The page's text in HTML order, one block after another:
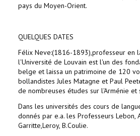
pays du Moyen-Orient.
QUELQUES DATES
Félix Neve:(1816-1893),professeur en
l'Université de Louvain est l'un des
belge et laissa un patrimoine de 120
bollandistes Jules Matagne et Paul
de nombreuses études sur l'Arménie et
Dans les universités des cours de
donnés par e.a. les Professeurs Lebon,
Garritte,Leroy, B.Coulie.